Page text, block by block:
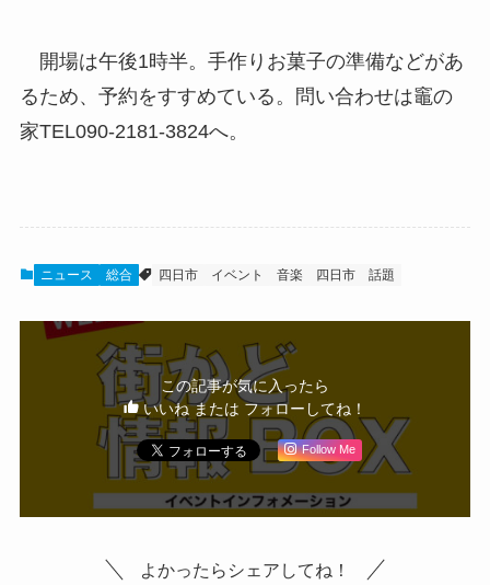
開場は午後1時半。手作りお菓子の準備などがあ
るため、予約をすすめている。問い合わせは竈の
家TEL090-2181-3824へ。
ニュース 総合 四日市 イベント 音楽 四日市 話題
この記事が気に入ったら
いいね または フォローしてね！
Follow Me
よかったらシェアしてね！